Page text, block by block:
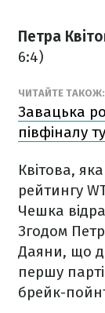
Петра
6:4)
ЧИТАЙТЕ ТАКОЖ:
Завацька
півфіналу
Квітова,
рейтингу
Чешка
Згодом
Даяни, що
першу
брейк-